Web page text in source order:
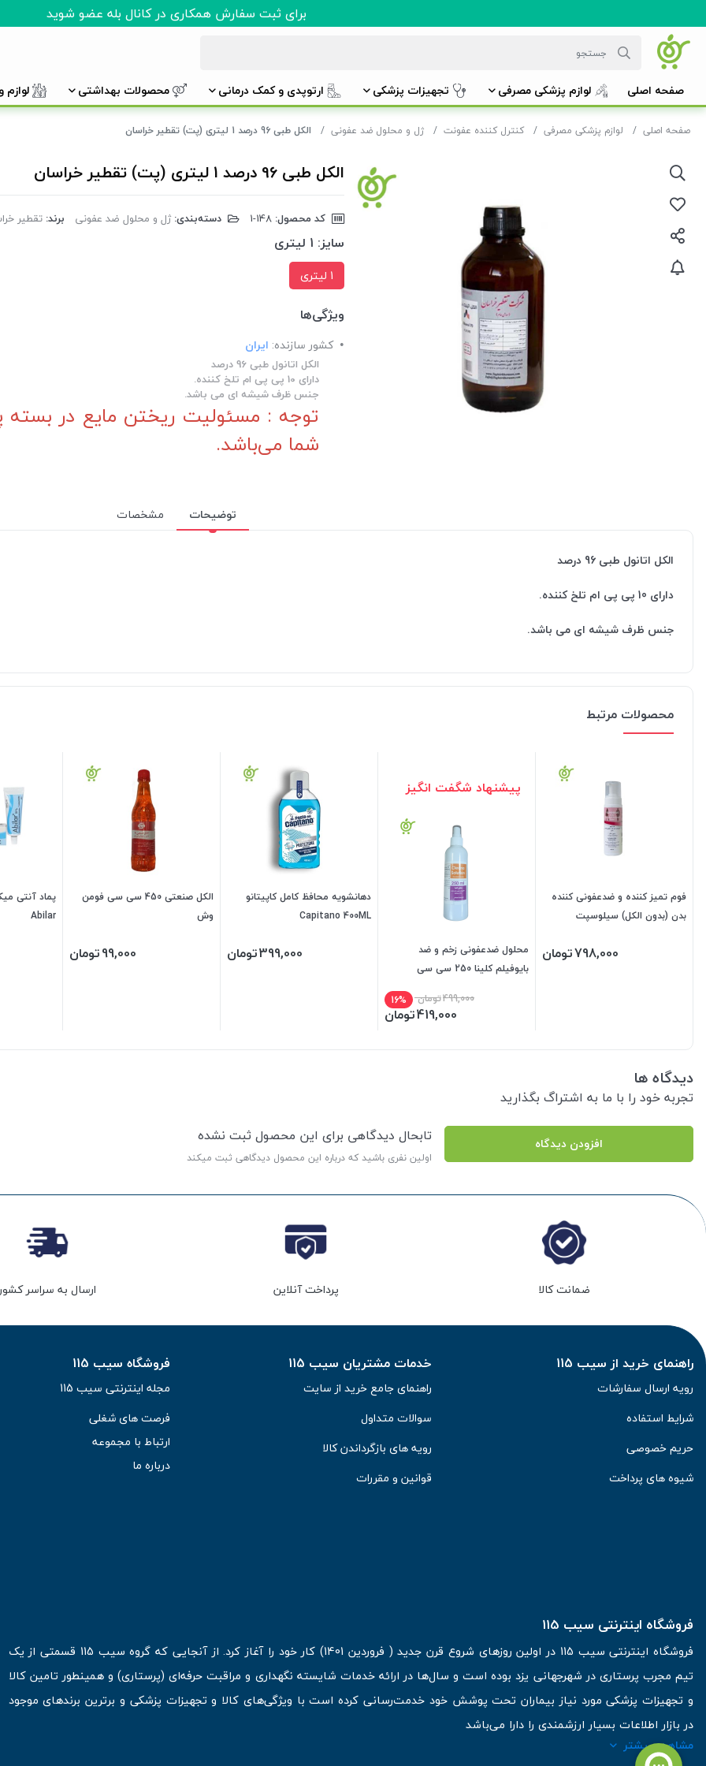
برای ثبت سفارش همکاری در کانال بله عضو شوید
صفحه اصلی لوازم پزشکی مصرفی تجهیزات پزشکی ارتوپدی و کمک درمانی محصولات بهداشتی
صفحه اصلی لوازم پزشکی مصرفی کنترل کننده عفونت ژل و محلول ضد عفونی الکل طبی 96 درصد 1 لیتری (پت) تقطیر خراسان
الکل طبی 96 درصد 1 لیتری (پت) تقطیر خراسان
کد محصول: دسته‌بندی: ژل و محلول ضد عفونی برند: تقطیر
سایز: 1 لیتری
1 لیتری
ویژگی‌ها
کشور سازنده: ایران
الکل اتانول طبی 96 درصد
دارای 10 پی پی ام تلخ کننده.
جنس ظرف شیشه ای می باشد.
توجه : مسئولیت ریختن مایع در بسته
شما می‌باشد.
توضیحات مشخصات
الکل اتانول طبی 96 درصد
دارای 10 پی پی ام تلخ کننده.
جنس ظرف شیشه ای می باشد.
محصولات مرتبط
فوم تمیز کننده و ضدعفونی کننده
بدن (بدون الکل) سیلوسپت
798,000تومان
پیشنهاد شگفت انگیز
محلول ضدعفونی زخم و ضد
بایوفیلم کلینا 250 سی سی
499,000تومان 16%
419,000تومان
دهانشویه محافظ کامل کاپیتانو
Capitano 400ML
399,000تومان
الکل صنعتی 450 سی سی فومن
وش
99,000تومان
Abilar
دیدگاه ها
تجربه خود را با ما به اشتراگ بگذارید
افزودن دیدگاه تابحال دیدگاهی برای این محصول ثبت نشده
اولین نفری باشید که درباره این محصول دیدگاهی ثبت میکند
ضمانت کالا پرداخت آنلاین ارسال به سراسر کشور
راهنمای خرید از سیب 115
رویه ارسال سفارشات
شرایط استفاده
حریم خصوصی
شیوه های پرداخت
خدمات مشتریان سیب 115
راهنمای جامع خرید از سایت
سوالات متداول
رویه های بازگرداندن کالا
قوانین و مقررات
فروشگاه سیب 115
مجله اینترنتی سیب 115
فرصت های شغلی
ارتباط با مجموعه
درباره ما
فروشگاه اینترنتی سیب 115
فروشگاه اینترنتی سیب 115 در اولین روزهای شروع قرن جدید ( فروردین 1401) کار خود را آغاز کرد. از آنجایی که گروه سیب 115 قسمتی از یک
تیم مجرب پرستاری در شهرجهانی یزد بوده است و سال‌ها در ارائه خدمات شایسته نگهداری و مراقبت حرفه‌ای (پرستاری) و همینطور تامین کالا
و تجهیزات پزشکی مورد نیاز بیماران تحت پوشش خود خدمت‌رسانی کرده است با ویژگی‌های کالا و تجهیزات پزشکی و برترین برندهای موجود
در بازار اطلاعات بسیار ارزشمندی را دارا می‌باشد
مشاهده بیشتر